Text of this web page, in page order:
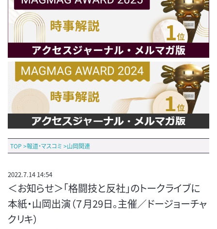
TOP >報道・マスコミ >山岡関連
2022.7.14 14:54
＜お知らせ＞「格闘技と反社」のトークライブに
本紙・山岡出演（７月29日。主催／ドージョーチャ
クリキ）